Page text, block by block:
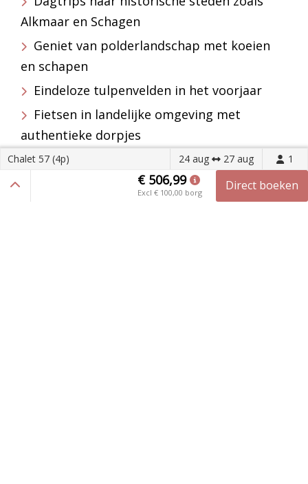
Alkmaar en Schagen
Geniet van polderlandschap met koeien
en schapen
Eindeloze tulpenvelden in het voorjaar
Fietsen in landelijke omgeving met
authentieke dorpjes
Zoek & Boek uw vakantie
Chalet 57 (4p) 24 aug 27 aug 1
€ 506,99
Excl € 100,00 borg Direct boeken